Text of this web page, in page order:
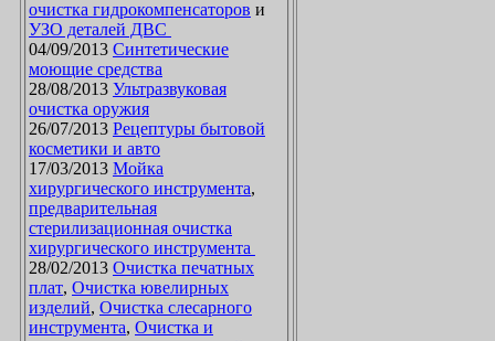
очистка гидрокомпенсаторов и
УЗО деталей ДВС
04/09/2013 Синтетические
моющие средства
28/08/2013 Ультразвуковая
очистка оружия
26/07/2013 Рецептуры бытовой
косметики и авто
17/03/2013 Мойка
хирургического инструмента,
предварительная
стерилизационная очистка
хирургического инструмента
28/02/2013 Очистка печатных
плат, Очистка ювелирных
изделий, Очистка слесарного
инструмента, Очистка и